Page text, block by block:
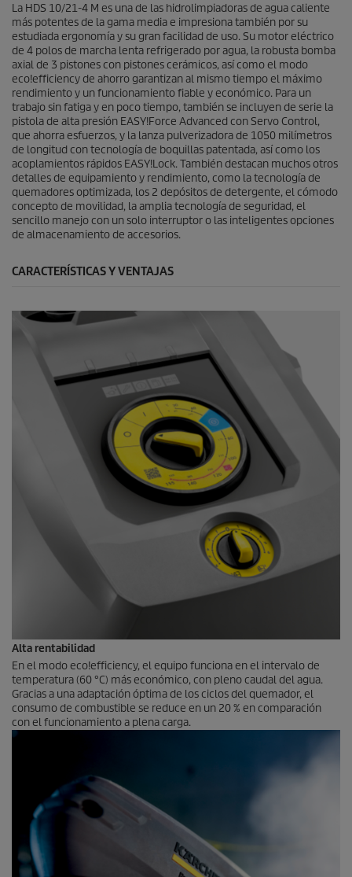
u
c
t
o
La HDS 10/21-4 M es una de las hidrolimpiadoras de agua caliente
más potentes de la gama media e impresiona también por su
estudiada ergonomía y su gran facilidad de uso. Su motor eléctrico
de 4 polos de marcha lenta refrigerado por agua, la robusta bomba
axial de 3 pistones con pistones cerámicos, así como el modo
eco!efficiencyde ahorro garantizan al mismo tiempo el máximo
rendimiento y un funcionamiento fiable y económico. Para un
trabajo sin fatiga y en poco tiempo, también se incluyen de serie la
pistola de alta presión EASY!Force Advanced con Servo Control,
que ahorra esfuerzos, y la lanza pulverizadora de 1050 milímetros
de longitud con tecnología de boquillas patentada, así como los
acoplamientos rápidos EASY!Lock. También destacan muchos otros
detalles de equipamiento y rendimiento, como la tecnología de
quemadores optimizada, los 2 depósitos de detergente, el cómodo
concepto de movilidad, la amplia tecnología de seguridad, el
sencillo manejo con un solo interruptor o las inteligentes opciones
de almacenamiento de accesorios.
CARACTERÍSTICAS Y VENTAJAS
Alta rentabilidad
En el modoeco!efficiency, el equipo funciona en el intervalo de
temperatura (60 °C) más económico, con pleno caudal del agua.
Gracias a una adaptación óptima de los ciclos del quemador, el
consumo de combustible se reduce en un 20 % en comparación
con el funcionamiento a plena carga.